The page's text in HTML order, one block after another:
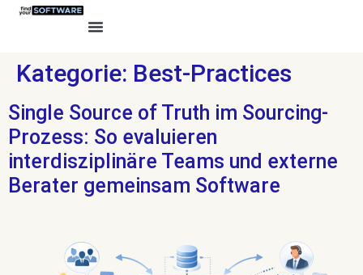
Kategorie: Best-Practices
Single Source of Truth im Sourcing-
Prozess: So evaluieren
interdisziplinäre Teams und externe
Berater gemeinsam Software